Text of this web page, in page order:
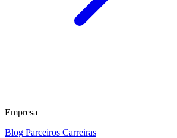
Empresa
Blog Parceiros Carreiras